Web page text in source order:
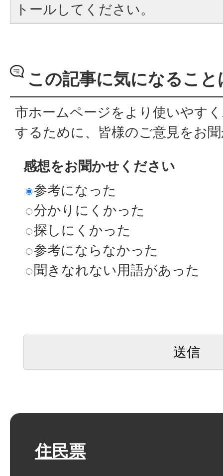
トールしてください。
この記事に気になるこ
市ホームページをより使いやす
するために、皆様のご意見をお
感想をお聞かせください
参考になった
分かりにくかった
探しにくかった
参考にならなかった
聞きなれない用語があった
住民票